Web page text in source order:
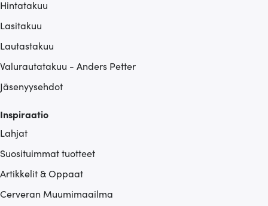
Hintatakuu
Lasitakuu
Lautastakuu
Valurautatakuu - Anders Petter
Jäsenyysehdot
Inspiraatio
Lahjat
Suosituimmat tuotteet
Artikkelit & Oppaat
Cerveran Muumimaailma